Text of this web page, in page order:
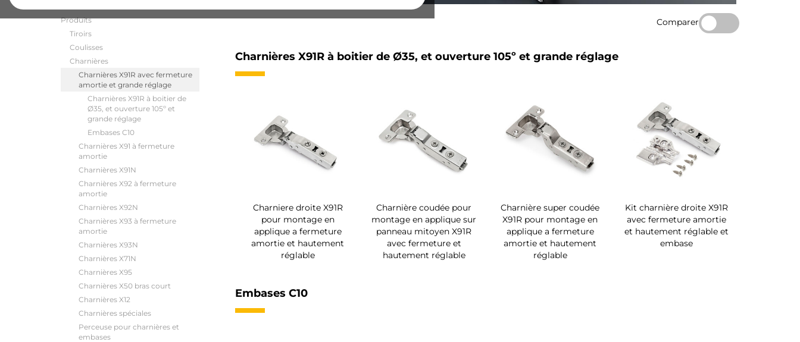
Produits
Tiroirs
Coulisses
Charnières
Charnières X91R avec fermeture
amortie et grande réglage
Charnières X91R à boitier de
Ø35, et ouverture 105º et
grande réglage
Embases C10
Charnières X91 à fermeture
amortie
Charnières X91N
Charnières X92 à fermeture
amortie
Charnières X92N
Charnières X93 à fermeture
amortie
Charnières X93N
Charnières X71N
Charnières X95
Charnières X50 bras court
Charnières X12
Charnières spéciales
Perceuse pour charnières et
embases
Comparer
Charnières X91R à boitier de Ø35, et ouverture 105º et grande réglage
Charniere droite X91R
pour montage en
applique a fermeture
amortie et hautement
réglable
Charnière coudée pour
montage en applique sur
panneau mitoyen X91R
avec fermeture et
hautement réglable
Charnière super coudée
X91R pour montage en
applique a fermeture
amortie et hautement
réglable
Kit charnière droite X91R
avec fermeture amortie
et hautement réglable et
embase
Embases C10